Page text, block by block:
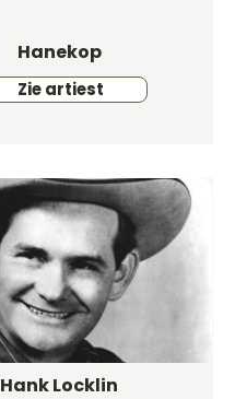
Hanekop
Zie artiest
Hank Locklin